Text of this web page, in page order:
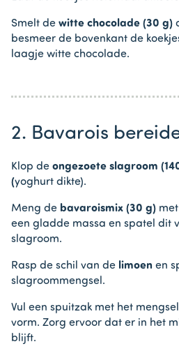
Smelt de witte chocolade (30 g)
besmeer de bovenkant de
laagje witte chocolade.
2. Bavarois
Klop de ongezoete slagroom
(yoghurt dikte).
Meng de bavaroismix (30 g)
een gladde massa en spatel dit
slagroom.
Rasp de schil van de limoen en
slagroommengsel.
Vul een spuitzak met het
vorm. Zorg ervoor dat er in het
blijft.